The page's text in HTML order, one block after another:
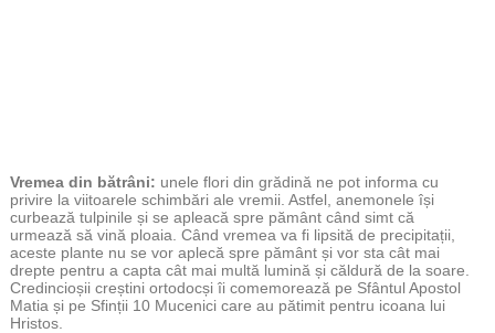
Vremea din bătrâni: unele flori din grădină ne pot informa cu
privire la viitoarele schimbări ale vremii. Astfel, anemonele își
curbează tulpinile și se apleacă spre pământ când simt că
urmează să vină ploaia. Când vremea va fi lipsită de precipitații,
aceste plante nu se vor aplecă spre pământ și vor sta cât mai
drepte pentru a capta cât mai multă lumină și căldură de la soare.
Credincioșii creștini ortodocși îi comemorează pe Sfântul Apostol
Matia și pe Sfinții 10 Mucenici care au pătimit pentru icoana lui
Hristos.